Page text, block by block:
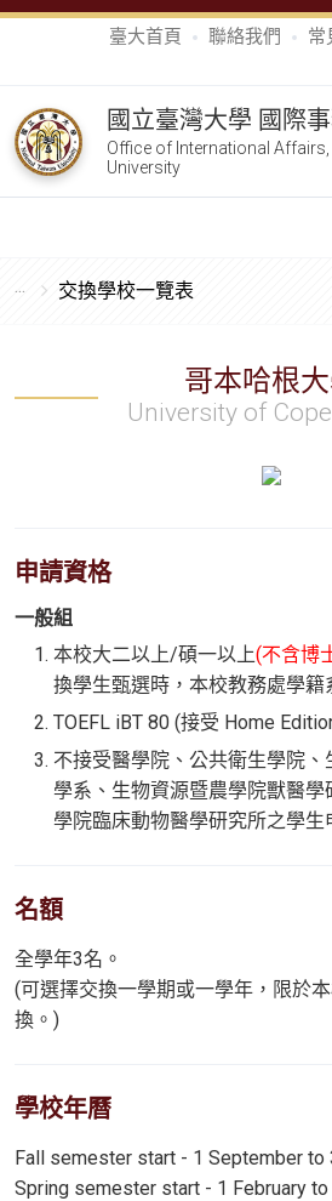
臺大首頁 聯絡我們 常
國立臺灣大學 國際
Office of International
University
交換學校一覽表
哥本哈根
University of
申請資格
一般組
本校大二以上/碩一以上(不含博
換學生甄選時，本校教務處學籍
TOEFL iBT 80 (接受 Home
不接受醫學院、公共衛生學院
學系、生物資源暨農學院獸醫
學院臨床動物醫學研究所之學生
名額
全學年3名。
(可選擇交換一學期或一學年，限於
換。)
學校年曆
Fall semester start - 1 September to
Spring semester start - 1 February to